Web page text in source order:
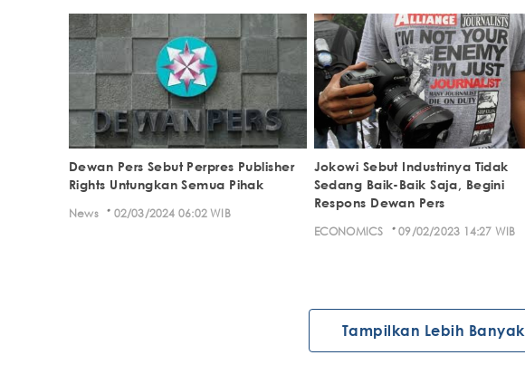
Dewan Pers Sebut Perpres Publisher
Rights Untungkan Semua Pihak
News · 02/03/2024 06:02 WIB
Jokowi Sebut Industrinya Tidak
Sedang Baik-Baik Saja, Begini
Respons Dewan Pers
ECONOMICS · 09/02/2023 14:27 WIB
Tampilkan Lebih Banyak